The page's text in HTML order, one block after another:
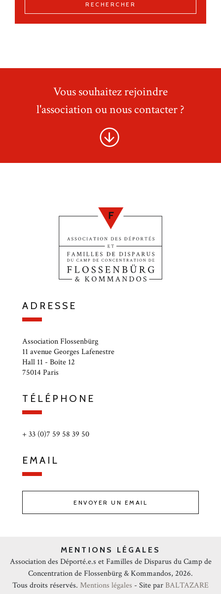
RECHERCHER
Vous souhaitez rejoindre
l'association ou nous contacter ?
ADRESSE
Association Flossenbürg
11 avenue Georges Lafenestre
Hall 11 - Boîte 12
75014 Paris
TÉLÉPHONE
+ 33 (0)7 59 58 39 50
EMAIL
ENVOYER UN EMAIL
MENTIONS LÉGALES
Association des Déporté.e.s et Familles de Disparus du Camp de
Concentration de Flossenbürg & Kommandos, 2026.
Tous droits réservés. Mentions légales - Site par BALTAZARE